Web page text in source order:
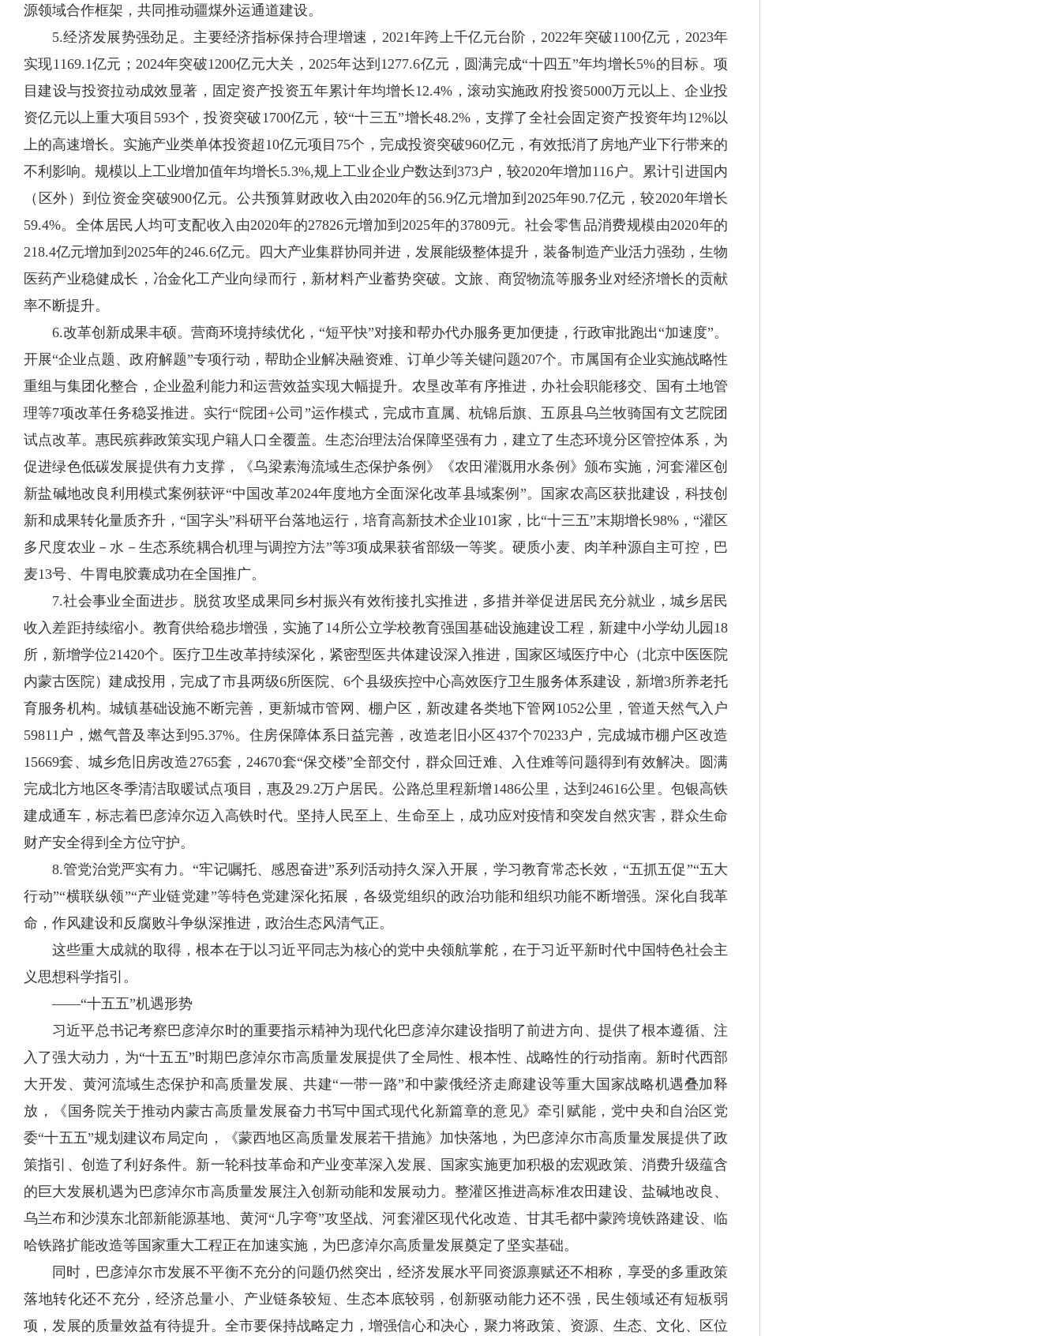
源领域合作框架，共同推动疆煤外运通道建设。
5.经济发展势强劲足。主要经济指标保持合理增速，2021年跨上千亿元台阶，2022年突破1100亿元，2023年
实现1169.1亿元；2024年突破1200亿元大关，2025年达到1277.6亿元，圆满完成“十四五”年均增长5%的目标。项
目建设与投资拉动成效显著，固定资产投资五年累计年均增长12.4%，滚动实施政府投资5000万元以上、企业投
资亿元以上重大项目593个，投资突破1700亿元，较“十三五”增长48.2%，支撑了全社会固定资产投资年均12%以
上的高速增长。实施产业类单体投资超10亿元项目75个，完成投资突破960亿元，有效抵消了房地产业下行带来的
不利影响。规模以上工业增加值年均增长5.3%,规上工业企业户数达到373户，较2020年增加116户。累计引进国内
（区外）到位资金突破900亿元。公共预算财政收入由2020年的56.9亿元增加到2025年90.7亿元，较2020年增长
59.4%。全体居民人均可支配收入由2020年的27826元增加到2025年的37809元。社会零售品消费规模由2020年的
218.4亿元增加到2025年的246.6亿元。四大产业集群协同并进，发展能级整体提升，装备制造产业活力强劲，生物
医药产业稳健成长，冶金化工产业向绿而行，新材料产业蓄势突破。文旅、商贸物流等服务业对经济增长的贡献
率不断提升。
6.改革创新成果丰硕。营商环境持续优化，“短平快”对接和帮办代办服务更加便捷，行政审批跑出“加速度”。
开展“企业点题、政府解题”专项行动，帮助企业解决融资难、订单少等关键问题207个。市属国有企业实施战略性
重组与集团化整合，企业盈利能力和运营效益实现大幅提升。农垦改革有序推进，办社会职能移交、国有土地管
理等7项改革任务稳妥推进。实行“院团+公司”运作模式，完成市直属、杭锦后旗、五原县乌兰牧骑国有文艺院团
试点改革。惠民殡葬政策实现户籍人口全覆盖。生态治理法治保障坚强有力，建立了生态环境分区管控体系，为
促进绿色低碳发展提供有力支撑，《乌梁素海流域生态保护条例》《农田灌溉用水条例》颁布实施，河套灌区创
新盐碱地改良利用模式案例获评“中国改革2024年度地方全面深化改革县域案例”。国家农高区获批建设，科技创
新和成果转化量质齐升，“国字头”科研平台落地运行，培育高新技术企业101家，比“十三五”末期增长98%，“灌区
多尺度农业－水－生态系统耦合机理与调控方法”等3项成果获省部级一等奖。硬质小麦、肉羊种源自主可控，巴
麦13号、牛胃电胶囊成功在全国推广。
7.社会事业全面进步。脱贫攻坚成果同乡村振兴有效衔接扎实推进，多措并举促进居民充分就业，城乡居民
收入差距持续缩小。教育供给稳步增强，实施了14所公立学校教育强国基础设施建设工程，新建中小学幼儿园18
所，新增学位21420个。医疗卫生改革持续深化，紧密型医共体建设深入推进，国家区域医疗中心（北京中医医院
内蒙古医院）建成投用，完成了市县两级6所医院、6个县级疾控中心高效医疗卫生服务体系建设，新增3所养老托
育服务机构。城镇基础设施不断完善，更新城市管网、棚户区，新改建各类地下管网1052公里，管道天然气入户
59811户，燃气普及率达到95.37%。住房保障体系日益完善，改造老旧小区437个70233户，完成城市棚户区改造
15669套、城乡危旧房改造2765套，24670套“保交楼”全部交付，群众回迁难、入住难等问题得到有效解决。圆满
完成北方地区冬季清洁取暖试点项目，惠及29.2万户居民。公路总里程新增1486公里，达到24616公里。包银高铁
建成通车，标志着巴彦淖尔迈入高铁时代。坚持人民至上、生命至上，成功应对疫情和突发自然灾害，群众生命
财产安全得到全方位守护。
8.管党治党严实有力。“牢记嘱托、感恩奋进”系列活动持久深入开展，学习教育常态长效，“五抓五促”“五大
行动”“横联纵领”“产业链党建”等特色党建深化拓展，各级党组织的政治功能和组织功能不断增强。深化自我革
命，作风建设和反腐败斗争纵深推进，政治生态风清气正。
这些重大成就的取得，根本在于以习近平同志为核心的党中央领航掌舵，在于习近平新时代中国特色社会主
义思想科学指引。
——“十五五”机遇形势
习近平总书记考察巴彦淖尔时的重要指示精神为现代化巴彦淖尔建设指明了前进方向、提供了根本遵循、注
入了强大动力，为“十五五”时期巴彦淖尔市高质量发展提供了全局性、根本性、战略性的行动指南。新时代西部
大开发、黄河流域生态保护和高质量发展、共建“一带一路”和中蒙俄经济走廊建设等重大国家战略机遇叠加释
放，《国务院关于推动内蒙古高质量发展奋力书写中国式现代化新篇章的意见》牵引赋能，党中央和自治区党
委“十五五”规划建议布局定向，《蒙西地区高质量发展若干措施》加快落地，为巴彦淖尔市高质量发展提供了政
策指引、创造了利好条件。新一轮科技革命和产业变革深入发展、国家实施更加积极的宏观政策、消费升级蕴含
的巨大发展机遇为巴彦淖尔市高质量发展注入创新动能和发展动力。整灌区推进高标准农田建设、盐碱地改良、
乌兰布和沙漠东北部新能源基地、黄河“几字弯”攻坚战、河套灌区现代化改造、甘其毛都中蒙跨境铁路建设、临
哈铁路扩能改造等国家重大工程正在加速实施，为巴彦淖尔高质量发展奠定了坚实基础。
同时，巴彦淖尔市发展不平衡不充分的问题仍然突出，经济发展水平同资源禀赋还不相称，享受的多重政策
落地转化还不充分，经济总量小、产业链条较短、生态本底较弱，创新驱动能力还不强，民生领域还有短板弱
项，发展的质量效益有待提升。全市要保持战略定力，增强信心和决心，聚力将政策、资源、生态、文化、区位